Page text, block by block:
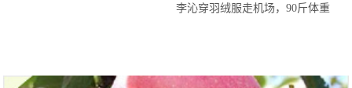
李沁穿羽绒服走机场，90斤体重